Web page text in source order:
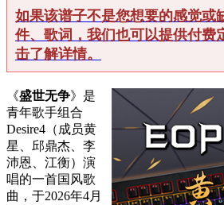
如果该谱子不是您想要的感觉或
件、歌词，我们也可以提供付费
击了解详情。
《盛世无争》是
青年歌手组合
Desire4（成员黄
星、邱鼎杰、李
沛恩、江衡）演
唱的一首国风歌
曲，于2026年4月